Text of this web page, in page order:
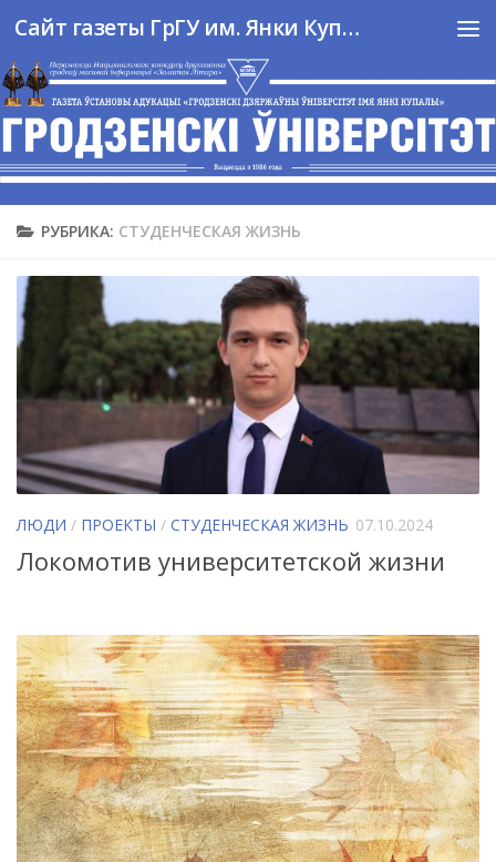
Перейти к содержимому Сайт газеты ГрГУ им. Янки Купалы
РУБРИКА: СТУДЕНЧЕСКАЯ ЖИЗНЬ
ЛЮДИ / ПРОЕКТЫ / СТУДЕНЧЕСКАЯ ЖИЗНЬ 07.10.2024
Локомотив университетской жизни